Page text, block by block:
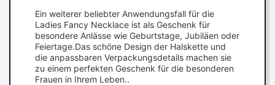
Ein weiterer beliebter Anwendungsfall für die
Ladies Fancy Necklace ist als Geschenk für
besondere Anlässe wie Geburtstage, Jubiläen oder
Feiertage.Das schöne Design der Halskette und
die anpassbaren Verpackungsdetails machen sie
zu einem perfekten Geschenk für die besonderen
Frauen in Ihrem Leben..